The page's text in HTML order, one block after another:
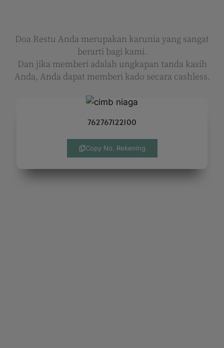
Doa Restu Anda merupakan karunia yang sangat
berarti bagi kami.
Dan jika memberi adalah ungkapan tanda kasih
Anda, Anda dapat memberi kado secara cashless.
762767122100
Copy No. Rekening